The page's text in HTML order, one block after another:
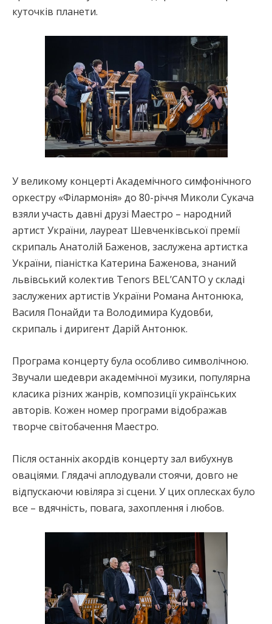
куточків планети.
У великому концерті Академічного симфонічного
оркестру «Філармонія» до 80-річчя Миколи Сукача
взяли участь давні друзі Маестро – народний
артист України, лауреат Шевченківської премії
скрипаль Анатолій Баженов, заслужена артистка
України, піаністка Катерина Баженова, знаний
львівський колектив Tenors BEL’CANTO у складі
заслужених артистів України Романа Антонюка,
Василя Понайди та Володимира Кудовби,
скрипаль і диригент Дарій Антонюк.
Програма концерту була особливо символічною.
Звучали шедеври академічної музики, популярна
класика різних жанрів, композиції українських
авторів. Кожен номер програми відображав
творче світобачення Маестро.
Після останніх акордів концерту зал вибухнув
оваціями. Глядачі аплодували стоячи, довго не
відпускаючи ювіляра зі сцени. У цих оплесках було
все – вдячність, повага, захоплення і любов.